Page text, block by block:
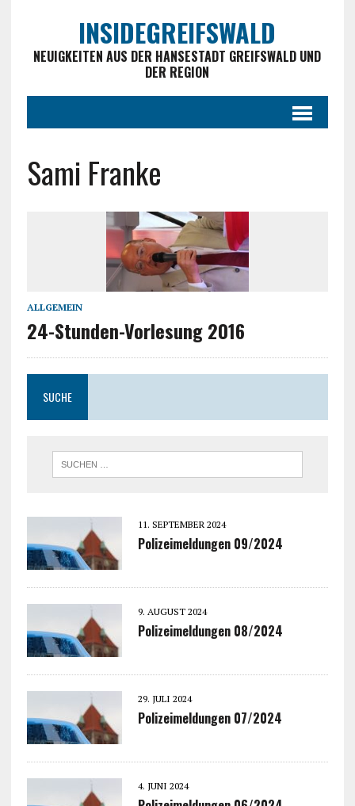
INSIDEGREIFSWALD
NEUIGKEITEN AUS DER HANSESTADT GREIFSWALD UND
DER REGION
Sami Franke
ALLGEMEIN
24-Stunden-Vorlesung 2016
SUCHE
11. SEPTEMBER 2024
Polizeimeldungen 09/2024
9. AUGUST 2024
Polizeimeldungen 08/2024
29. JULI 2024
Polizeimeldungen 07/2024
4. JUNI 2024